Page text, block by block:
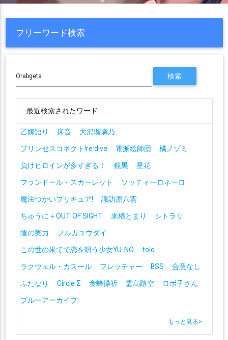
フリーワード検索
最近検索されたワード
乙嫁語り 床音
大沢瑠璃乃
プリンセスコネクト!re:dive
電派絵師団
橘ノゾミ
負けヒロインが多すぎる！
鏡黒
星花
フランドール・スカーレット
ソッティーロネーロ
魔法つかいプリキュア!
諏訪原八雲
ちゅうに＋OUT OF SIGHT
来栖とまり
シトラリ
陰の実力
フルガユウダイ
この世の果てで恋を唄う少女YU-NO
tolo
ラクウェル・カスール
フレッチャー BSS
合意なし
ふたなり
Circle Σ 食蜂操祈 霊烏路空
ロボ子さん
ブルーアーカイブ
もっと見る>